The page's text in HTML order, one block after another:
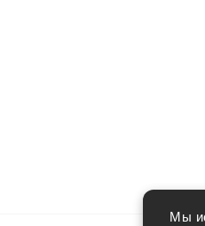
Мы